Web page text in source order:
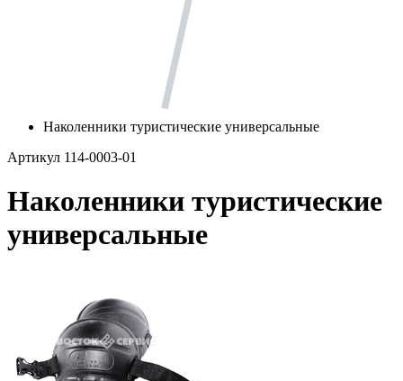
Наколенники туристические универсальные
Артикул 114-0003-01
Наколенники туристические
универсальные